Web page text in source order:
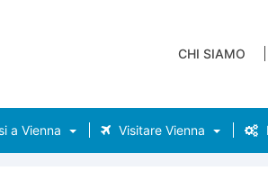
CHI SIAMO
a Vienna Visitare Vienna